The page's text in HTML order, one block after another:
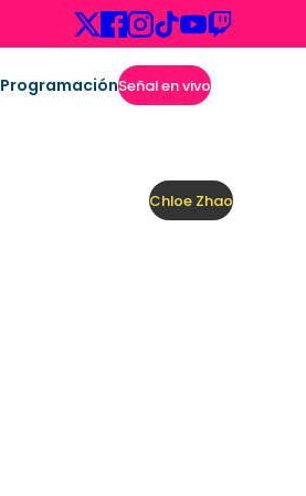
ProgramaciónSeñal en vivo
Chloe Zhao